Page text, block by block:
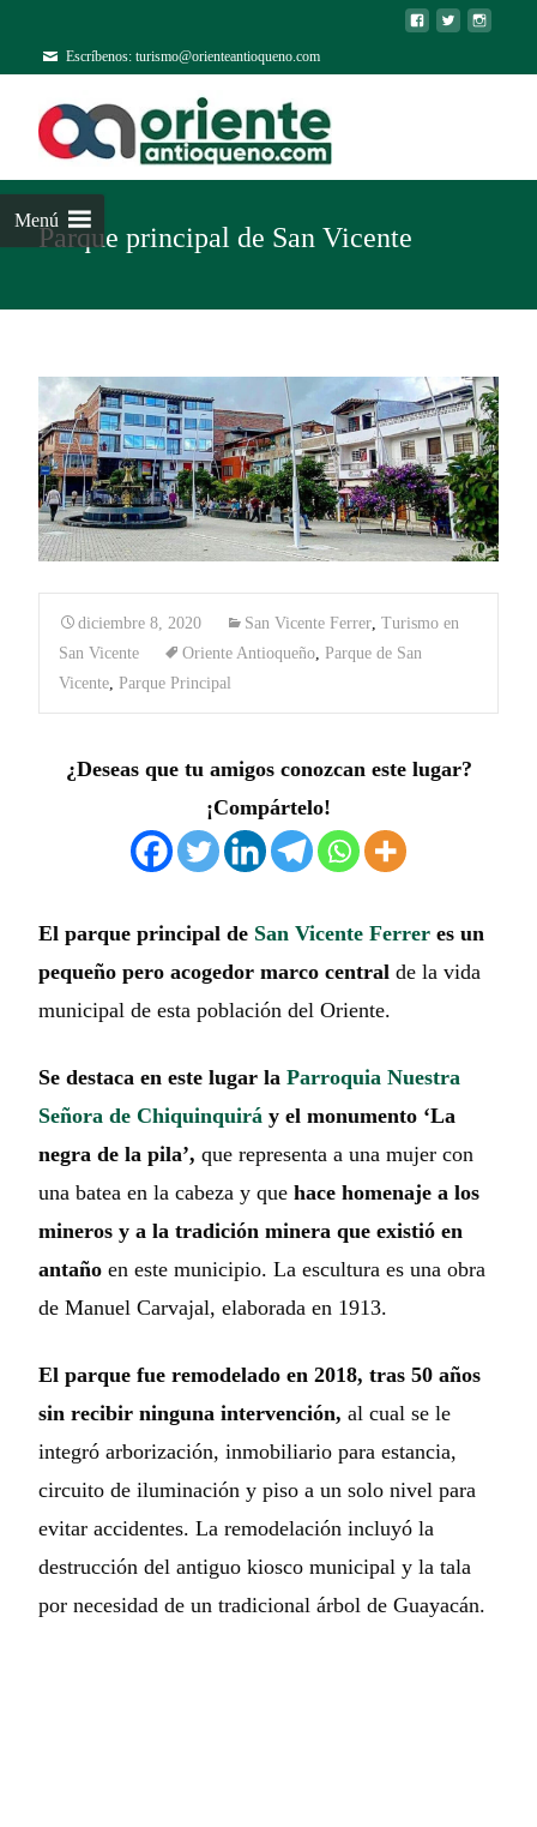
Escríbenos: turismo@orienteantioqueno.com
Menú
Parque principal de San Vicente
diciembre 8, 2020 San Vicente Ferrer Turismo en
San Vicente
Oriente Antioqueño Parque de San
Vicente Parque Principal
¿Deseas que tu amigos conozcan este lugar?
¡Compártelo!
El parque principal de San Vicente Ferrer es un
pequeño pero acogedor marco central de la vida
municipal de esta población del Oriente.
Se destaca en este lugar la Parroquia Nuestra
Señora de Chiquinquirá y el monumento ‘La
negra de la pila’, que representa a una mujer con
una batea en la cabeza y que hace homenaje a los
mineros y a la tradición minera que existió en
antaño en este municipio. La escultura es una obra
de Manuel Carvajal, elaborada en 1913.
El parque fue remodelado en 2018, tras 50 años
sin recibir ninguna intervención, al cual se le
integró arborización, inmobiliario para estancia,
circuito de iluminación y piso a un solo nivel para
evitar accidentes. La remodelación incluyó la
destrucción del antiguo kiosco municipal y la tala
por necesidad de un tradicional árbol de Guayacán.